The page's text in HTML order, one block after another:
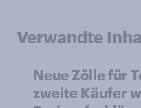
Verwandte
Neue Zölle für
zweite Käufer